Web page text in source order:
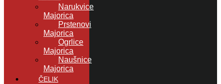
Narukvice
Majorica
Prstenovi
Majorica
Ogrlice
Majorica
Naušnice
Majorica
ČELIK